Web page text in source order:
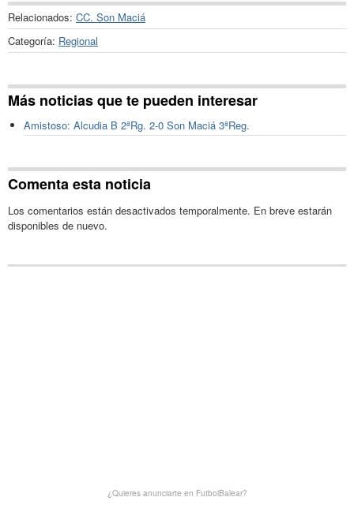
Relacionados: CC. Son Maciá
Categoría: Regional
Más noticias que te pueden interesar
Amistoso: Alcudia B 2ªRg. 2-0 Son Maciá 3ªReg.
Comenta esta noticia
Los comentarios están desactivados temporalmente. En breve estarán
disponibles de nuevo.
¿Quieres anunciarte en FutbolBalear?